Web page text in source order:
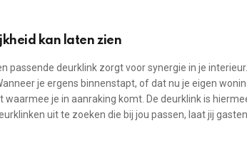
kan laten zien
passende deurklink zorgt voor synergie in je interieur.
je ergens binnenstapt, of dat nu je eigen
je in aanraking komt. De deurklink is
uit te zoeken die bij jou passen, laat jij gasten